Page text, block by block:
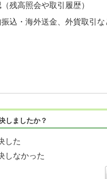
残高照会や取引履歴）
込・海外送金、外貨取引な
しましたか？
した
しなかった